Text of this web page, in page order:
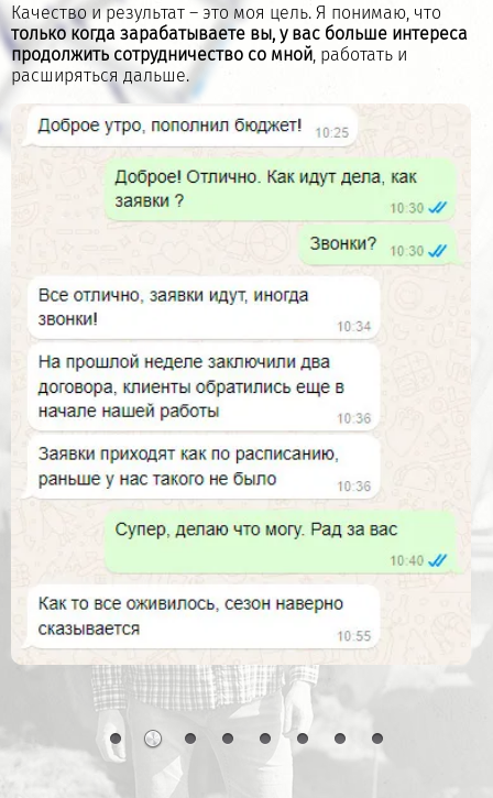
Качество и результат – это моя цель. Я понимаю, что
только когда зарабатываете вы, у вас больше интереса
продолжить сотрудничество со мной , работать и
расширяться дальше.